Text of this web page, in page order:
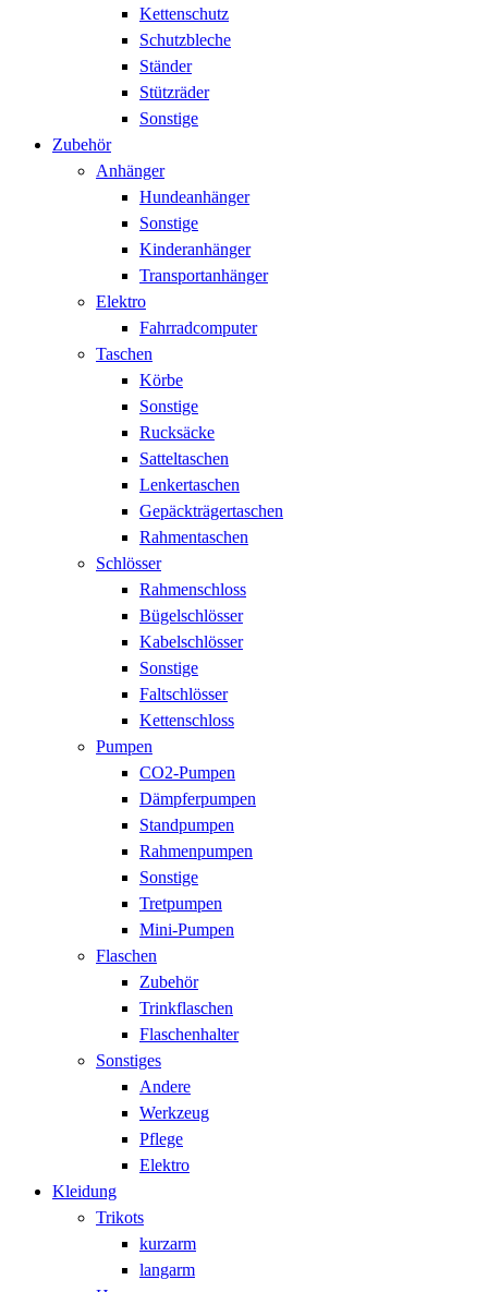
Kettenschutz
Schutzbleche
Ständer
Stützräder
Sonstige
Zubehör
Anhänger
Hundeanhänger
Sonstige
Kinderanhänger
Transportanhänger
Elektro
Fahrradcomputer
Taschen
Körbe
Sonstige
Rucksäcke
Satteltaschen
Lenkertaschen
Gepäckträgertaschen
Rahmentaschen
Schlösser
Rahmenschloss
Bügelschlösser
Kabelschlösser
Sonstige
Faltschlösser
Kettenschloss
Pumpen
CO2-Pumpen
Dämpferpumpen
Standpumpen
Rahmenpumpen
Sonstige
Tretpumpen
Mini-Pumpen
Flaschen
Zubehör
Trinkflaschen
Flaschenhalter
Sonstiges
Andere
Werkzeug
Pflege
Elektro
Kleidung
Trikots
kurzarm
langarm